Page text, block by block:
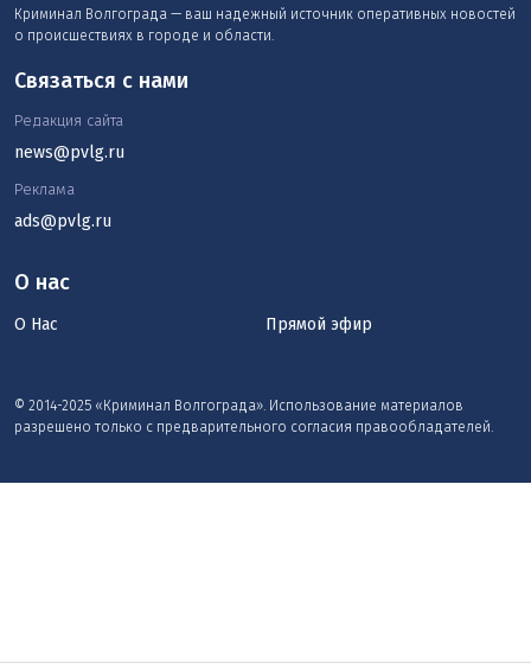
Криминал Волгограда — ваш надежный источник оперативных новостей
о происшествиях в городе и области.
О нас
О Нас Прямой эфир
© 2014-2025 «Криминал Волгограда». Использование материалов
разрешено только с предварительного согласия правообладателей.
Связаться с нами
Редакция сайта
news@pvlg.ru
Реклама
ads@pvlg.ru